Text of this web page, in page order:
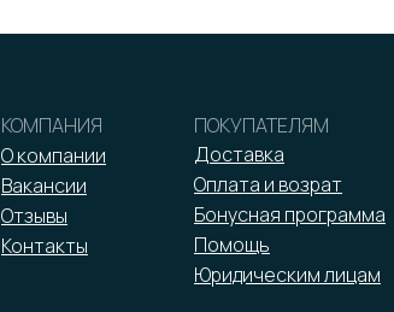
КОМПАНИЯ
О компании
Вакансии
Отзывы
Контакты
ПОКУПАТЕЛЯМ
Доставка
Оплата и возрат
Бонусная программа
Помощь
Юридическим лицам